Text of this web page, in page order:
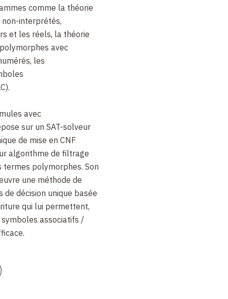
comme la théorie
interprétés,
et les réels, la théorie
avec
les
avec
sur un SAT-solveur
de mise en CNF
algorithme de filtrage
polymorphes. Son
une méthode de
de décision unique basée
qui lui permettent,
associatifs /